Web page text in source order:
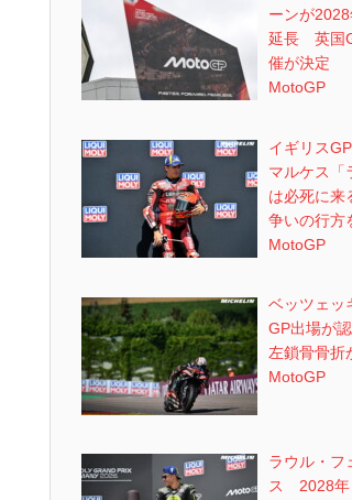
ーンが
延長 英国
催が決定
MotoGP
イギリス
マルケス「
は必死に来
争いの行方
MotoGP
ベッツェ
GP出場が
左鎖骨骨折
MotoGP
ラウル・フ
ス 2028年